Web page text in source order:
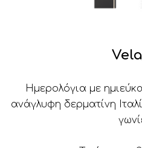
Ημερολόγια με
ανάγλυφη δερματίνη